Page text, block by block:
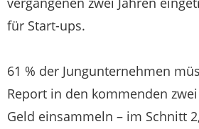
für Start-ups.
61 % der Jungunternehmen
Report in den kommenden
Geld einsammeln – im Schnitt